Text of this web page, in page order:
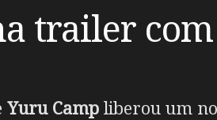
trailer com
Yuru Camp liberou um